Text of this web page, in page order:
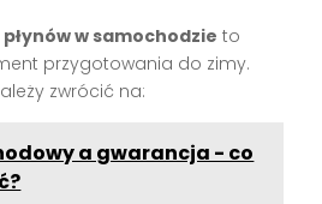
w samochodzie to
przygotowania do zimy.
zwrócić na:
a gwarancja - co